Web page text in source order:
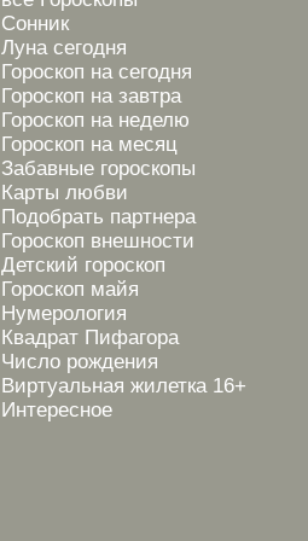
Сонник
Луна сегодня
Гороскоп на сегодня
Гороскоп на завтра
Гороскоп на неделю
Гороскоп на месяц
Забавные гороскопы
Карты любви
Подобрать партнера
Гороскоп внешности
Детский гороскоп
Гороскоп майя
Нумерология
Квадрат Пифагора
Число рождения
Виртуальная жилетка 16+
Интересное